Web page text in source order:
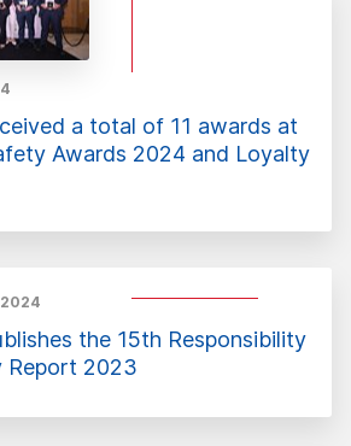
a total of 11 awards at
Awards 2024 and Loyalty
the 15th Responsibility
Report 2023